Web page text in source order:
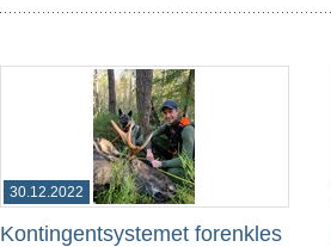
30.12.2022
Kontingentsystemet forenkles